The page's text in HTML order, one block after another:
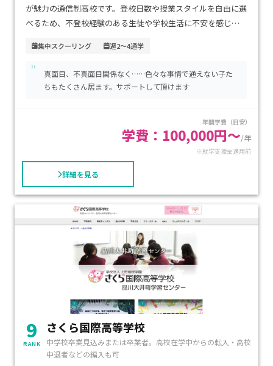
が魅力の通信制高校です。登校日数や授業スタイルを自由に選
べるため、不登校経験のある生徒や学校生活に不安を感じる
ら近く、通学しやすい立地にあるため、定期的な登校も負担
になりにくい点が特長です。学費は通信制高校の中でも比較的
良心的で、家庭の負担を抑えつつ高卒資格取得を目指せます。
集中スクーリング 週2～4通学
"
真面目、不真面目関係なく……色々な事情で通えない子た
ちもたくさん居ます。サポートして頂けます
年間学費（目安）
学費：100,000円～/年
※就学支援金適用前
詳細を見る
9
RANK
さくら国際高等学校
中学校卒業見込みまたは卒業者。高校在学中からの転入・高校
中退者などの編入も可